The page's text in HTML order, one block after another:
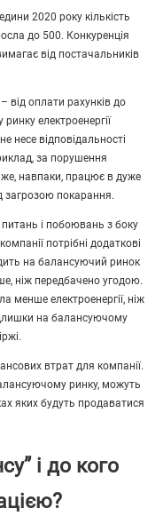
2020 року кількість
до 500. Конкуренція
від постачальників
від оплати рахунків до
електроенергії
несе відповідальності
за порушення
же, навпаки, працює в дуже
загрозою покарання.
питань і побоювань з боку
потрібні додаткові
на балансуючий ринок
ніж передбачено угодою.
менше електроенергії, ніж
на балансуючому
втрат для компанії.
ринку, можуть
яких будуть продаватися
і до кого